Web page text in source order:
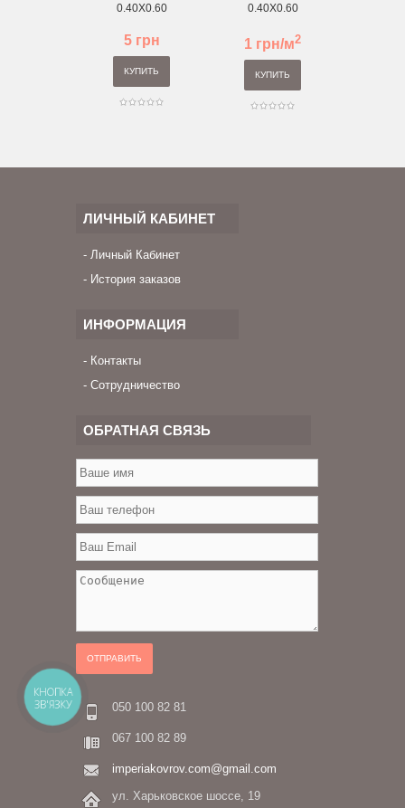
0.40Х0.60
5 грн
КУПИТЬ
0.40Х0.60
1 грн/м2
КУПИТЬ
ЛИЧНЫЙ КАБИНЕТ
Личный Кабинет
История заказов
ИНФОРМАЦИЯ
Контакты
Сотрудничество
ОБРАТНАЯ СВЯЗЬ
ОТПРАВИТЬ
050 100 82 81
067 100 82 89
imperiakovrov.com@gmail.com
ул. Харьковское шоссе, 19
КНОПКА
ЗВ'ЯЗКУ